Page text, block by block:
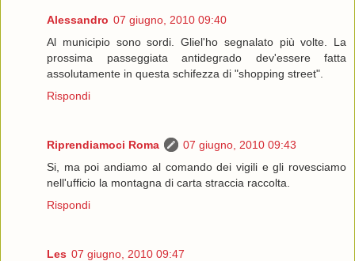
Alessandro 07 giugno, 2010 09:40
Al municipio sono sordi. Gliel'ho segnalato più volte. La
prossima passeggiata antidegrado dev'essere fatta
assolutamente in questa schifezza di "shopping street".
Rispondi
Riprendiamoci Roma
07 giugno, 2010 09:43
Si, ma poi andiamo al comando dei vigili e gli rovesciamo
nell'ufficio la montagna di carta straccia raccolta.
Rispondi
Les 07 giugno, 2010 09:47